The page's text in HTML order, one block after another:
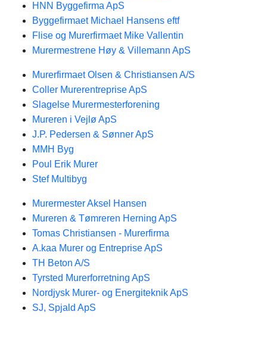
HNN Byggefirma ApS
Byggefirmaet Michael Hansens eftf
Flise og Murerfirmaet Mike Vallentin
Murermestrene Høy & Villemann ApS
Murerfirmaet Olsen & Christiansen A/S
Coller Murerentreprise ApS
Slagelse Murermesterforening
Mureren i Vejlø ApS
J.P. Pedersen & Sønner ApS
MMH Byg
Poul Erik Murer
Stef Multibyg
Murermester Aksel Hansen
Mureren & Tømreren Herning ApS
Tomas Christiansen - Murerfirma
A.kaa Murer og Entreprise ApS
TH Beton A/S
Tyrsted Murerforretning ApS
Nordjysk Murer- og Energiteknik ApS
SJ, Spjald ApS